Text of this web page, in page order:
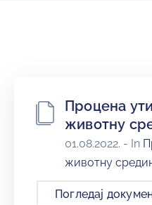
Едукација
Процена
животну
01.08.2022. - In
животну
Погледај